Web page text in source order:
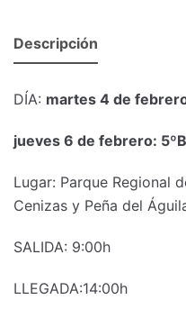
Descripción
DÍA: martes 4 de
jueves 6 de febrero: 5ºB
Lugar: Parque Regional
Cenizas y Peña del
SALIDA: 9:00h
LLEGADA:14:00h